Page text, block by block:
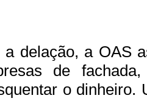
delação, a OAS
de
o dinheiro.